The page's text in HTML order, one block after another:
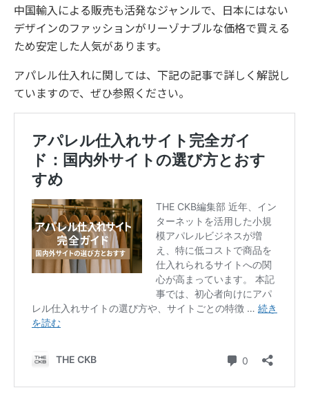
中国輸入による販売も活発なジャンルで、日本にはない
デザインのファッションがリーゾナブルな価格で買える
ため安定した人気があります。
アパレル仕入れに関しては、下記の記事で詳しく解説し
ていますので、ぜひ参照ください。